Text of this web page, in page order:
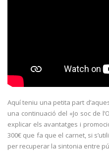
Aquí teniu una petita part
una continuació del «Jo soc de
explicar els avantatges i
300€ que fa que el carnet, si
per recuperar la sintonia entre